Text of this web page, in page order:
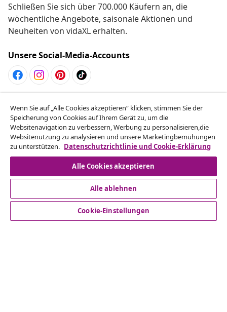
Schließen Sie sich über 700.000 Käufern an, die
wöchentliche Angebote, saisonale Aktionen und
Neuheiten von vidaXL erhalten.
Unsere Social-Media-Accounts
Vom Vertrag zurücktreten
Reiche einen Widerrufsantrag für deine Bestellung
ein.
Vom Vertrag zurücktreten
Kundenservice
Wenn Sie auf „Alle Cookies akzeptieren“ klicken, stimmen Sie der
Speicherung von Cookies auf Ihrem Gerät zu, um die
Websitenavigation zu verbessern, Werbung zu personalisieren,die
Websitenutzung zu analysieren und unsere Marketingbemühungen
zu unterstützen. Datenschutzrichtlinie und Cookie-Erklärung
Alle Cookies akzeptieren
Alle ablehnen
Cookie-Einstellungen